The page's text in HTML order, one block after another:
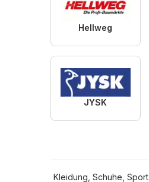
Hellweg
JYSK
Kleidung, Schuhe, Sport